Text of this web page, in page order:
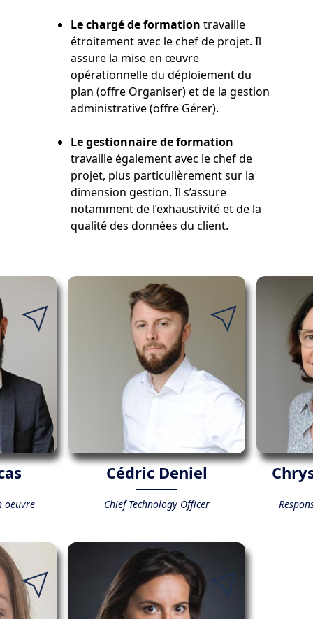
Le chargé de formation travaille
étroitement avec le chef de projet. Il
assure la mise en œuvre
opérationnelle du déploiement du
plan (offre Organiser) et de la gestion
administrative (offre Gérer).
Legestionnaire de formation
travaille également avec le chef de
projet, plus particulièrement sur la
dimension gestion. Il s’assure
notamment de l’exhaustivité et de la
qualité des données du client.
oeuvre
Cédric Deniel
Chief Technology Officer